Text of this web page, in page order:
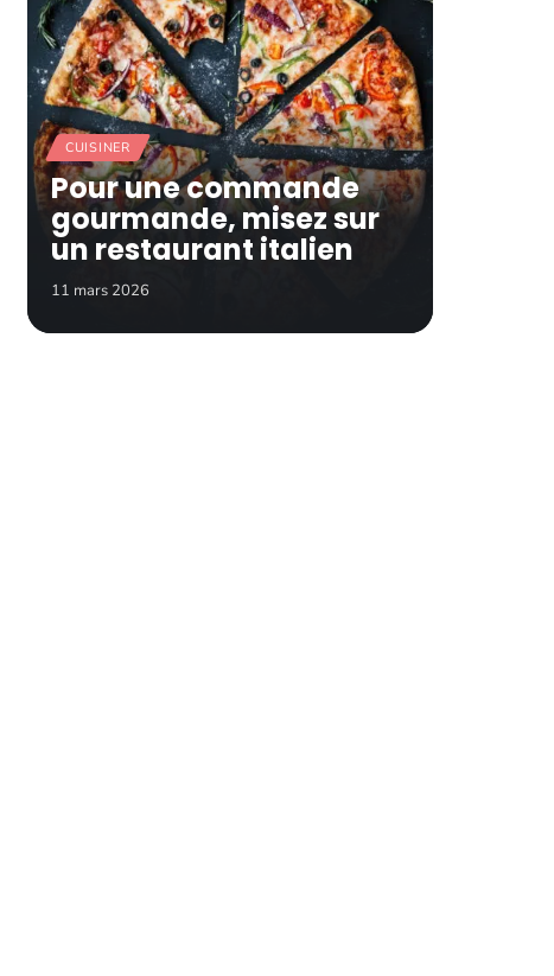
CUISINER
Pour une commande
gourmande, misez sur
un restaurant italien
11 mars 2026